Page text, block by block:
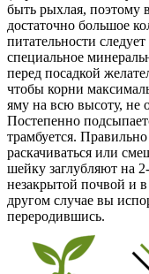
быть рыхлая, поэтому
достаточно большое
питательности
специальное
перед посадкой
чтобы корни
яму на всю высоту, не
Постепенно
трамбуется.
раскачиваться или
шейку заглубляют на
незакрытой почвой и
другом случае вы
переродившись.